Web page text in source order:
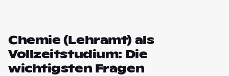
Chemie (Lehramt) als
Vollzeitstudium: Die
wichtigsten Fragen